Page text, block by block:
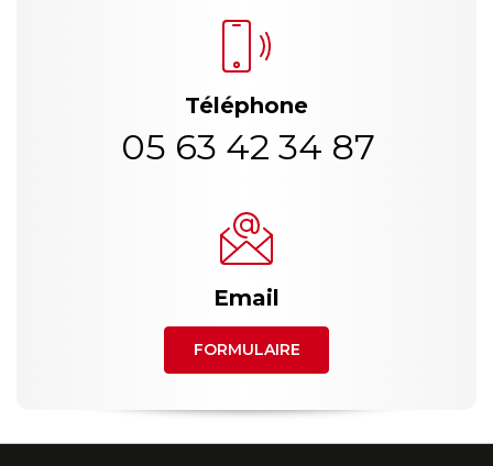
Téléphone
05 63 42 34 87
Email
FORMULAIRE